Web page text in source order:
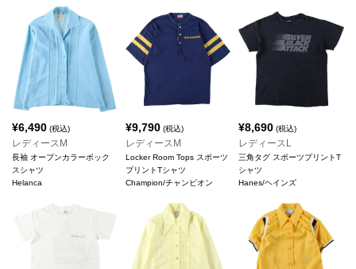
¥6,490 (税込)
レディースM
長袖 オープンカラーボック
スシャツ
Helanca
¥9,790(税込)
レディースM
Locker Room Tops スポーツ
プリントTシャツ
Champion/チャンピオン
¥8,690 (税込)
レディースL
三角タグ スポーツプリントT
シャツ
Hanes/ヘインズ